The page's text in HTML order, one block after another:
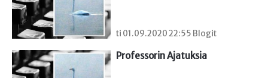
ti 01.09.2020 22:55 Blogit
Professorin Ajatuksia